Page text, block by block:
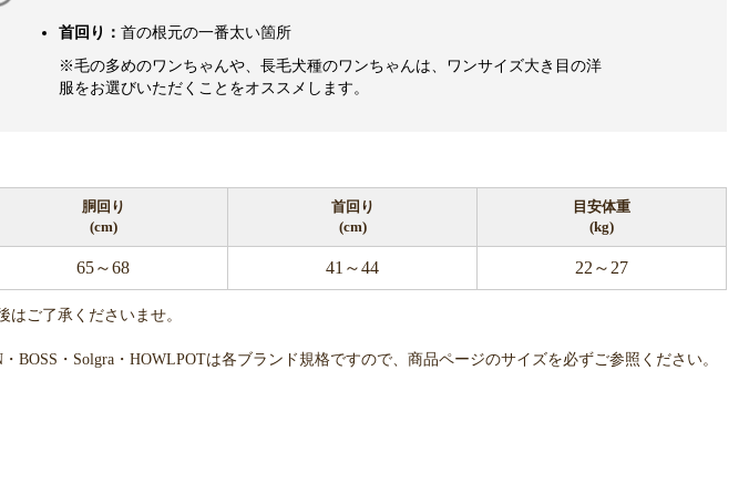
首回り： 首の根元の一番太い箇所
※毛の多めのワンちゃんや、長毛犬種のワンちゃんは、ワンサイズ大き目の洋
服をお選びいただくことをオススメします。
胴回り
(cm)
首回り
(cm)
目安体重
(kg)
65～68 41～44 22～27
ご了承くださいませ。
・Solgra・HOWLPOTは各ブランド規格ですので、商品ページのサイズを必ずご参照ください。